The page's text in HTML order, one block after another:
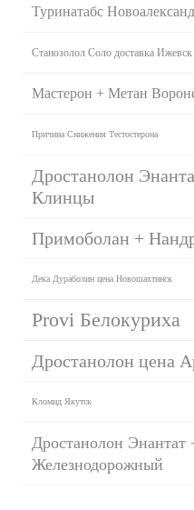
Туринатабс
Станозолол Соло доставка Ижевск
Мастерон + Метан
Причина Снижения Тестостерона
Дростанолон
Клинцы
Примоболан +
Дека Дураболин цена Новошахтинск
Provi Белокуриха
Дростанолон цена
Кломид Якутск
Дростанолон
Железнодорожный